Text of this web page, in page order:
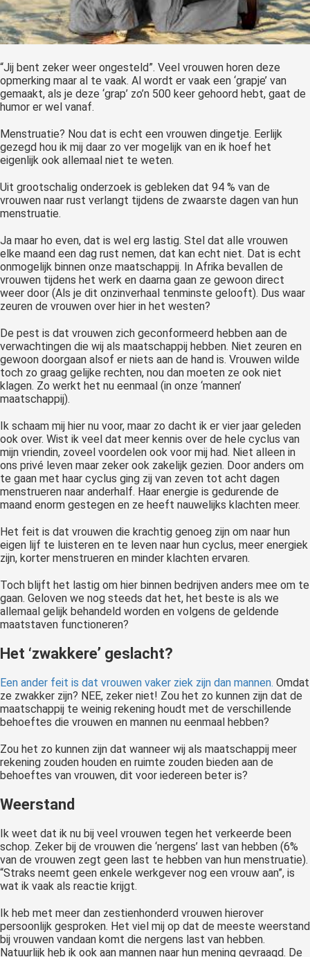
“Jij bent zeker weer ongesteld”. Veel vrouwen horen deze
opmerking maar al te vaak. Al wordt er vaak een ‘grapje’ van
gemaakt, als je deze ‘grap’ zo’n 500 keer gehoord hebt, gaat de
humor er wel vanaf.
Menstruatie? Nou dat is echt een vrouwen dingetje. Eerlijk
gezegd hou ik mij daar zo ver mogelijk van en ik hoef het
eigenlijk ook allemaal niet te weten.
Uit grootschalig onderzoek is gebleken dat 94 % van de
vrouwen naar rust verlangt tijdens de zwaarste dagen van hun
menstruatie.
Ja maar ho even, dat is wel erg lastig. Stel dat alle vrouwen
elke maand een dag rust nemen, dat kan echt niet. Dat is echt
onmogelijk binnen onze maatschappij. In Afrika bevallen de
vrouwen tijdens het werk en daarna gaan ze gewoon direct
weer door (Als je dit onzinverhaal tenminste gelooft). Dus waar
zeuren de vrouwen over hier in het westen?
De pest is dat vrouwen zich geconformeerd hebben aan de
verwachtingen die wij als maatschappij hebben. Niet zeuren en
gewoon doorgaan alsof er niets aan de hand is. Vrouwen wilde
toch zo graag gelijke rechten, nou dan moeten ze ook niet
klagen. Zo werkt het nu eenmaal (in onze ‘mannen’
maatschappij).
Ik schaam mij hier nu voor, maar zo dacht ik er vier jaar geleden
ook over. Wist ik veel dat meer kennis over de hele cyclus van
mijn vriendin, zoveel voordelen ook voor mij had. Niet alleen in
ons privé leven maar zeker ook zakelijk gezien. Door anders om
te gaan met haar cyclus ging zij van zeven tot acht dagen
menstrueren naar anderhalf. Haar energie is gedurende de
maand enorm gestegen en ze heeft nauwelijks klachten meer.
Het feit is dat vrouwen die krachtig genoeg zijn om naar hun
eigen lijf te luisteren en te leven naar hun cyclus, meer energiek
zijn, korter menstrueren en minder klachten ervaren.
Toch blijft het lastig om hier binnen bedrijven anders mee om te
gaan. Geloven we nog steeds dat het, het beste is als we
allemaal gelijk behandeld worden en volgens de geldende
maatstaven functioneren?
Het ‘zwakkere’ geslacht?
Een ander feit is dat vrouwen vaker ziek zijn dan mannen. Omdat
ze zwakker zijn? NEE, zeker niet! Zou het zo kunnen zijn dat de
maatschappij te weinig rekening houdt met de verschillende
behoeftes die vrouwen en mannen nu eenmaal hebben?
Zou het zo kunnen zijn dat wanneer wij als maatschappij meer
rekening zouden houden en ruimte zouden bieden aan de
behoeftes van vrouwen, dit voor iedereen beter is?
Weerstand
Ik weet dat ik nu bij veel vrouwen tegen het verkeerde been
schop. Zeker bij de vrouwen die ‘nergens’ last van hebben (6%
van de vrouwen zegt geen last te hebben van hun menstruatie).
“Straks neemt geen enkele werkgever nog een vrouw aan”, is
wat ik vaak als reactie krijgt.
Ik heb met meer dan zestienhonderd vrouwen hierover
persoonlijk gesproken. Het viel mij op dat de meeste weerstand
bij vrouwen vandaan komt die nergens last van hebben.
Natuurlijk heb ik ook aan mannen naar hun mening gevraagd. De